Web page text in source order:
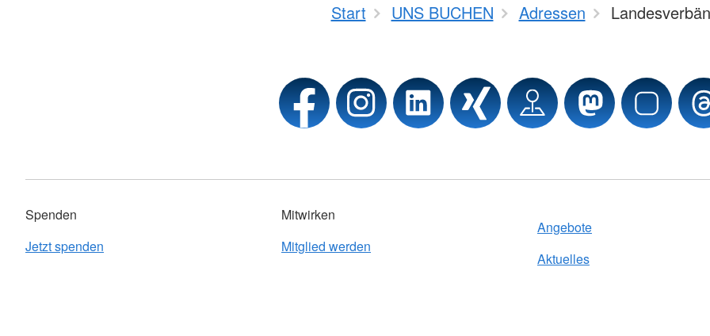
Start UNS BUCHEN Adressen
Spenden
Jetzt spenden
Mitwirken
Mitglied werden
Angebote
Aktuelles